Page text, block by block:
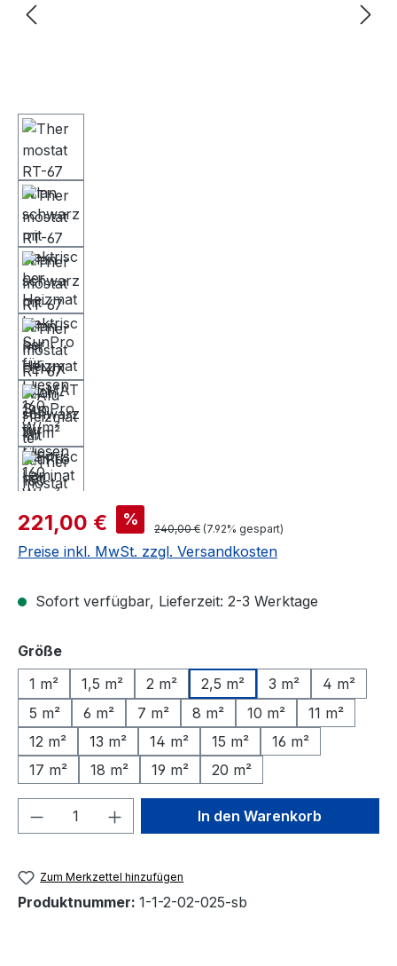
Verkaufspreis:
221,00 € % Regulärer Preis:
240,00 € (7.92% gespart)
Preise inkl. MwSt. zzgl. Versandkosten
Sofort verfügbar, Lieferzeit: 2-3 Werktage
Größeauswählen
1 m²
1,5 m² 2 m² 2,5 m² 3 m²
4 m²
5 m²
6 m² 7 m² 8 m² 10 m²
11 m²
12 m²
13 m² 14 m² 15 m²
16 m²
17 m²
18 m² 19 m² 20 m²
Produkt Anzahl: Gib denIn den Warenkorb
Zum Merkzettel hinzufügen
Produktnummer: 1-1-2-02-025-sb